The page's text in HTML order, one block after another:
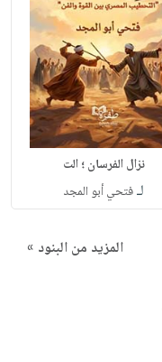
نزال الفرسان ؛ الت
لـفتحي أبو المجد
المزيد من البنود »